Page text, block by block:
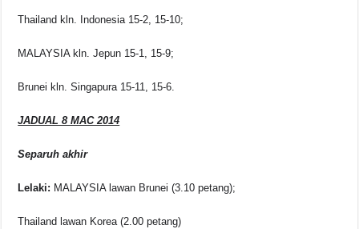
Thailand kln. Indonesia 15-2, 15-10;
MALAYSIA kln. Jepun 15-1, 15-9;
Brunei kln. Singapura 15-11, 15-6.
JADUAL 8 MAC 2014
Separuh akhir
Lelaki: MALAYSIA lawan Brunei (3.10 petang);
Thailand lawan Korea (2.00 petang)